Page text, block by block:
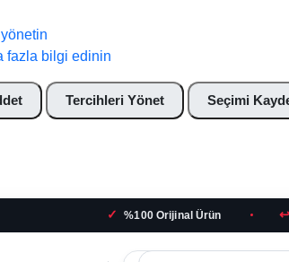
yönetin
fazla bilgi edinin
Tercihleri Yönet Seçimi
✓ %100 Orijinal Ürün ↩